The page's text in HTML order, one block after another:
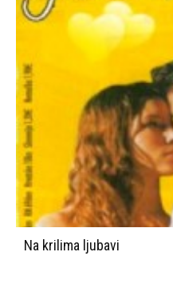
Na krilima ljubavi